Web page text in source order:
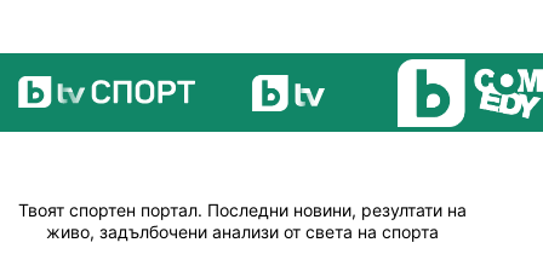
Твоят спортен портал. Последни новини, резултати на
живо, задълбочени анализи от света на спорта